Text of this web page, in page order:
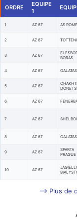
ORDRE
EQUIPE
1
1 AZ 67 AS ROME
2 AZ 67
3 AZ 67
BORAS
4 AZ 67
5 AZ 67
6 AZ 67
7 AZ 67
8 AZ 67
9 AZ 67
SPARTA
PRAGUE
10 AZ 67
--> Plus de